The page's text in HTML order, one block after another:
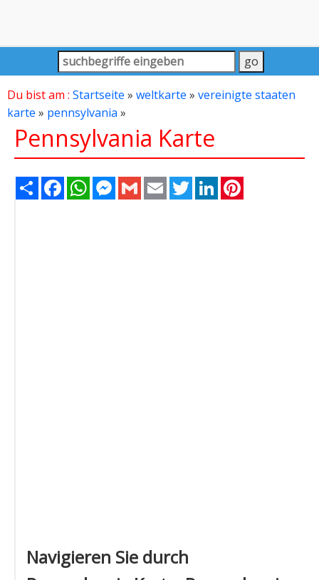
Du bist am : Startseite » weltkarte » vereinigte staaten
karte » pennsylvania »
Pennsylvania Karte
Share FacebookWhatsAppMessenger
Gmail Email TwitterLinkedIn
Navigieren Sie durch